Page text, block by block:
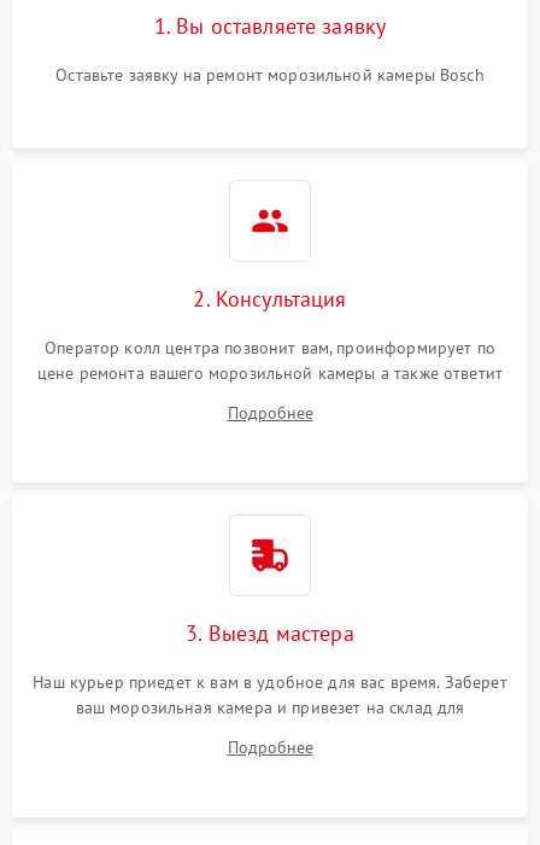
1. Вы оставляете заявку
Оставьте заявку на ремонт морозильной камеры Bosch
2. Консультация
Оператор колл центра позвонит вам, проинформирует по
цене ремонта вашего морозильной камеры а также ответит
Подробнее
3. Выезд мастера
Наш курьер приедет к вам в удобное для вас время. Заберет
ваш морозильная камера и привезет на склад для
Подробнее